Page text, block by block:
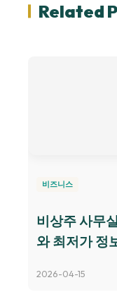
Related
비즈니스
비상주 사무
와 최저가 정
2026-04-15